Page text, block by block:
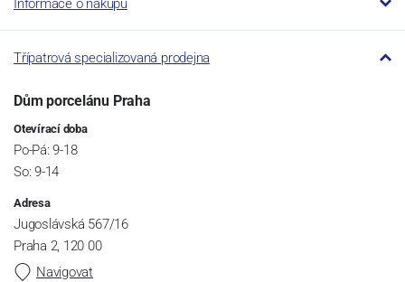
Informace o nákupu
Třípatrová specializovaná prodejna
Dům porcelánu Praha
Otevírací doba
Po-Pá: 9-18
So: 9-14
Adresa
Jugoslávská 567/16
Praha 2, 120 00
Navigovat